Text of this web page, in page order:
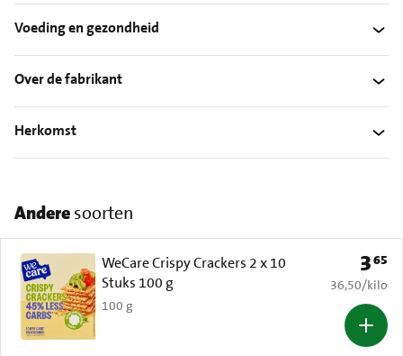
Voeding en gezondheid
Over de fabrikant
Herkomst
Anderesoorten
WeCare Crispy Crackers 2 x 10
Stuks 100 g
100 g
Prijs:
365
€ 36,50 per
36,50/kilo